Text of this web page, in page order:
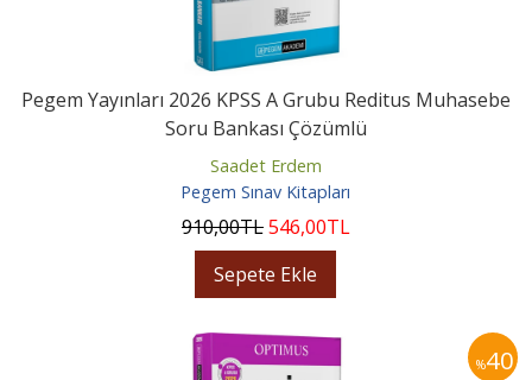
Pegem Yayınları 2026 KPSS A Grubu Reditus Muhasebe
Soru Bankası Çözümlü
Saadet Erdem
Pegem Sınav Kitapları
910,00TL546,00TL
Sepete Ekle
%40